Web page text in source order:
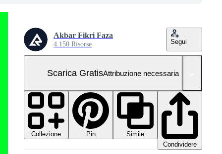
Akbar Fikri Faza
4.150 Risorse Segui
Scarica GratisAttribuzione necessaria
Collezione Pin
Simile
Condividere